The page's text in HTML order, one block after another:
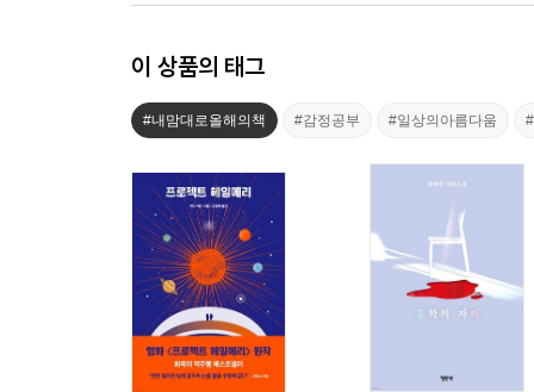
이 상품의 태그
#내맘대로올해의책 #감정공부 #일상의아름다움